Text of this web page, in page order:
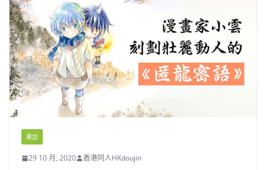
專訪
29 10 月, 2020 香港同人HKdoujin